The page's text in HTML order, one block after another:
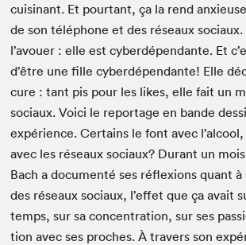
cuisi­nant. Et pour­tant, ça la rend
de son télé­phone et des réseaux
l’avouer : elle est cyberdépen­dante. Et
d’être une fille cyberdépen­dante! Elle
cure : tant pis pour les likes, elle fait un
soci­aux. Voici le reportage en bande
expéri­ence. Cer­tains le font avec
avec les réseaux soci­aux? Durant un
Bach a doc­u­men­té ses réflex­ions quant
des réseaux soci­aux, l’effet que ça avait
temps, sur sa con­cen­tra­tion, sur ses
tion avec ses proches. À tra­vers son